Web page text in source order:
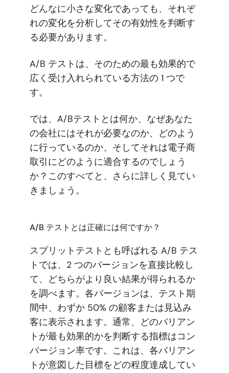
どんなに小さな変化であっても、それぞ
れの変化を分析してその有効性を判断す
る必要があります。
A/B テストは、そのための最も効果的で
広く受け入れられている方法の 1 つで
す。
では、A/Bテストとは何か、なぜあなた
の会社にはそれが必要なのか、どのよう
に行っているのか、そしてそれは電子商
取引にどのように適合するのでしょう
か？このすべてと、さらに詳しく見てい
きましょう。
A/B テストとは正確には何ですか？
スプリットテストとも呼ばれる A/B テス
トでは、2 つのバージョンを直接比較し
て、どちらがより良い結果が得られるか
を調べます。各バージョンは、テスト期
間中、わずか 50% の顧客または見込み
客に表示されます。通常、どのバリアン
トが最も効果的かを判断する指標はコン
バージョン率です。これは、各バリアン
トが意図した目標をどの程度達成してい